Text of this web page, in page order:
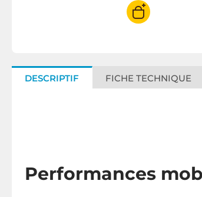
DESCRIPTIF FICHE TECHNIQUE
Performances